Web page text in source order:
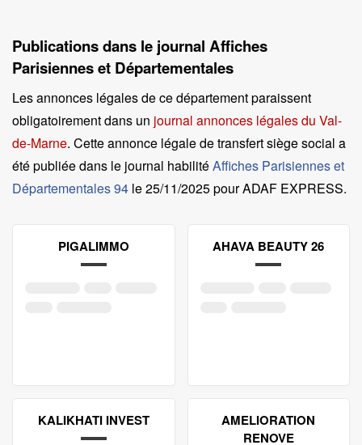
Publications dans le journal Affiches
Parisiennes et Départementales
Les annonces légales de ce département paraissent
obligatoirement dans un journal annonces légales du Val-
de-Marne. Cette annonce légale de transfert siège social a
été publiée dans le journal habilitéAffiches Parisiennes et
Départementales 94 le25/11/2025 pour ADAF EXPRESS.
PIGALIMMO AHAVA BEAUTY 26
KALIKHATI INVEST
AMELIORATION
RENOVE